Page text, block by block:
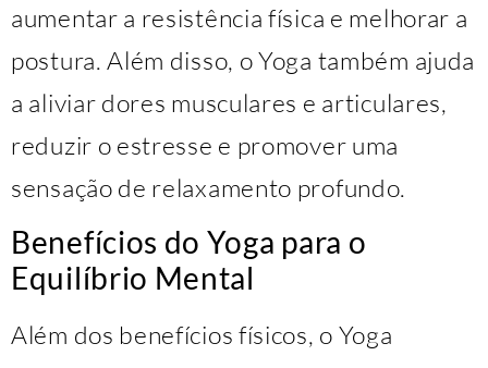
aumentar a resistência física e melhorar a
postura. Além disso, o Yoga também ajuda
a aliviar dores musculares e articulares,
reduzir o estresse e promover uma
sensação de relaxamento profundo.
Benefícios do Yoga para o
Equilíbrio Mental
Além dos benefícios físicos, o Yoga